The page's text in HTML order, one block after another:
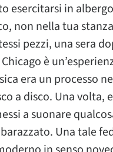
esercitarsi in
non nella tua
pezzi, una sera
è
era un processo
a disco. Una volta,
a suonare
Una tale